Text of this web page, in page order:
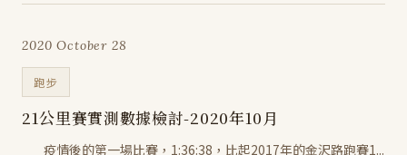
2020 October 28
跑步
21公里賽實測數據檢討-2020年10月
疫情後的第一場比賽，1:36:38，比起2017年的金沢路跑賽1...